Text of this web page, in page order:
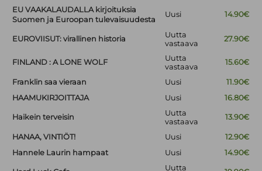
EU VAAKALAUDALLA kirjoituksia
Suomen ja Euroopan tulevaisuudesta
Uusi 14.90€
EUROVIISUT: virallinen historia
Uutta
vastaava
27.90€
FINLAND : A LONE WOLF
Uutta
vastaava
15.60€
Franklin saa vieraan Uusi
11.90€
HAAMUKIRJOITTAJA
Uusi 16.80€
Haikein terveisin
Uutta
vastaava
13.90€
HANAA, VINTIÖT! Uusi
12.90€
Hannele Laurin hampaat
Uusi 14.90€
Uutta